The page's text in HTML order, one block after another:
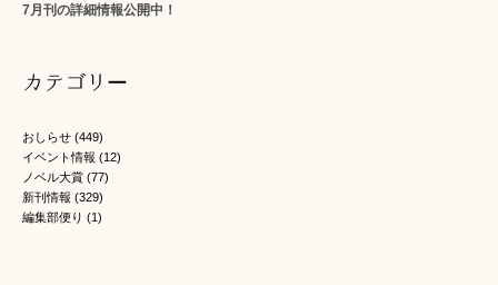
7月刊の詳細情報公開中！
カテゴリー
おしらせ (449)
イベント情報 (12)
ノベル大賞 (77)
新刊情報 (329)
編集部便り (1)